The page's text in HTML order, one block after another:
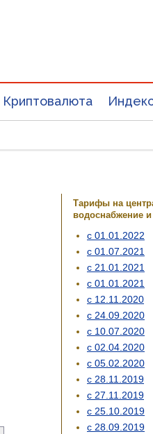
Криптовалюта
Тарифы на
водоснабжение
с 01.01.2022
с 01.07.2021
с 21.01.2021
с 01.01.2021
с 12.11.2020
с 24.09.2020
с 10.07.2020
с 02.04.2020
с 05.02.2020
с 28.11.2019
с 27.11.2019
с 25.10.2019
с 28.09.2019